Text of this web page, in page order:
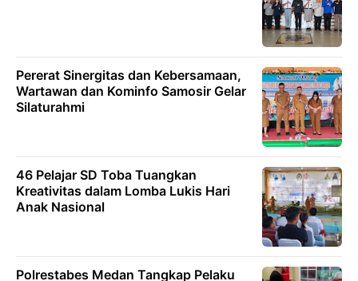
Pererat Sinergitas dan Kebersamaan,
Wartawan dan Kominfo Samosir Gelar
Silaturahmi
46 Pelajar SD Toba Tuangkan
Kreativitas dalam Lomba Lukis Hari
Anak Nasional
Polrestabes Medan Tangkap Pelaku